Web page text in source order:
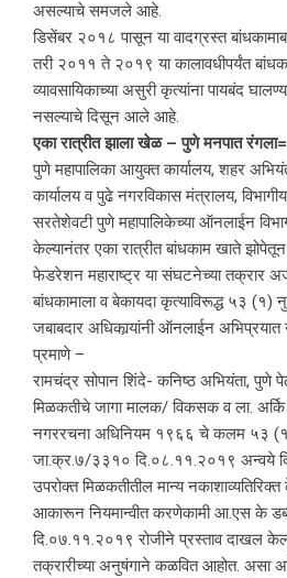
असल्याचे समजले आहे.
डिसेंबर २०१८ पासून या वादग्रस्त
तरी २०११ ते २०१९ या कालावधीपर्यंत
व्यावसायिकाच्या असुरी कृत्यांना पायबंद
नसल्याचे दिसून आले आहे.
एका रात्रीत झाला खेळ – पुणे मनपात
पुणे महापालिका आयुक्त कार्यालय, शहर
कार्यालय व पुढे नगरविकास मंत्रालय,
सरतेशेवटी पुणे महापालिकेच्या ऑनलाईन
केल्यानंतर एका रात्रीत बांधकाम खाते
फेडरेशन महाराष्ट्र या संघटनेच्या तक्रार
बांधकामाला व बेकायदा कृत्याविरूद्ध ५३ (१)
जबाबदार अधिकार्‍यांनी ऑनलाईन
प्रमाणे –
रामचंद्र सोपान शिंदे- कनिष्ठ अभियंता, पुणे
मिळकतीचे जागा मालक/ विकसक व ला. अर्कि
नगररचना अधिनियम १९६६ चे कलम ५३
जा.क्र.७/३३१० दि.०८.११.२०१९ अन्वये
उपरोक्त मिळकतीतील मान्य
आकारून नियमान्वीत करणेकामी आ.एस के
दि.०७.११.२०१९ रोजीने प्रस्ताव दाखल
तक्रारीच्या अनुषंगाने कळवित आहोत. असा